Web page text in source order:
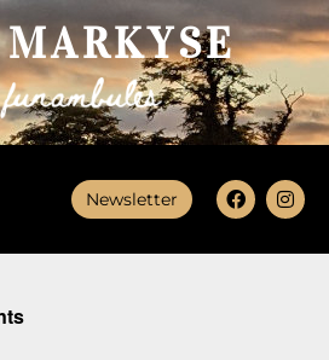
Newsletter